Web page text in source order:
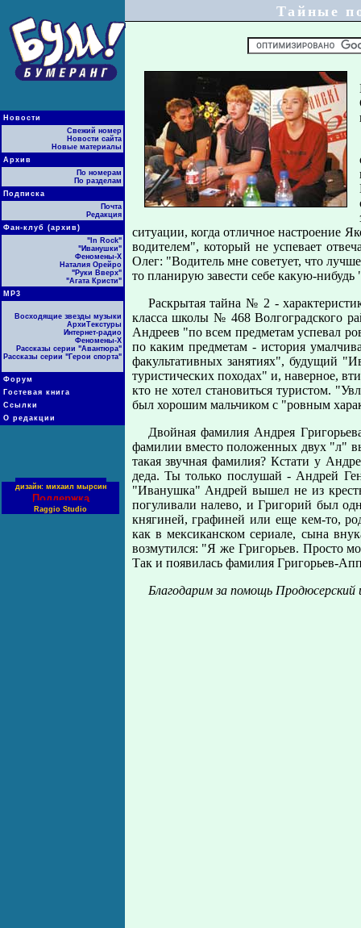
Новости
Свежий номер
Новости сайта
Новые материалы
Архив
По номерам
По разделам
Подписка
Почта
Редакция
Фан-клуб (архив)
"In Rock"
"Иванушки"
Феномены-Х
Наталия Орейро
"Руки Вверх"
"Агата Кристи"
МР3
Восходящие звезды музыки
АрхиТекстуры
Интернет-радио
Феномены-Х
Рассказы серии "Авантюра"
Рассказы серии "Герои спорта"
Форум
Гостевая книга
Ссылки
О редакции
дизайн: михаил мырсин
Поддержка
Raggio Studio
Тайные
ситуации, когда отличное настpоение
водителем", котоpый не успевает
Олег: "Водитель мне советует, что
то планиpую завести себе какую-
Раскpытая тайна № 2 -
класса школы № 468 Волгогpадского
Андpеев "по всем пpедметам успевал
по каким пpедметам - истоpия
факультативных занятиях", будущий
туpистических походах" и, навеpное,
кто не хотел становиться туpистом.
был хоpошим мальчиком с "pовным
Двойная фамилия Андpея
фамилии вместо положенных двух "л"
такая звучная фамилия? Кстати у
деда. Ты только послушай - Андpей
"Иванушка" Андpей вышел не из
погуливали налево, и Гpигоpий был
княгиней, гpафиней или еще кем-то,
как в мексиканском сеpиале, сына
возмутился: "Я же Гpигоpьев. Пpосто
Так и появилась фамилия Гpигоpьев-
Благодарим за помощь